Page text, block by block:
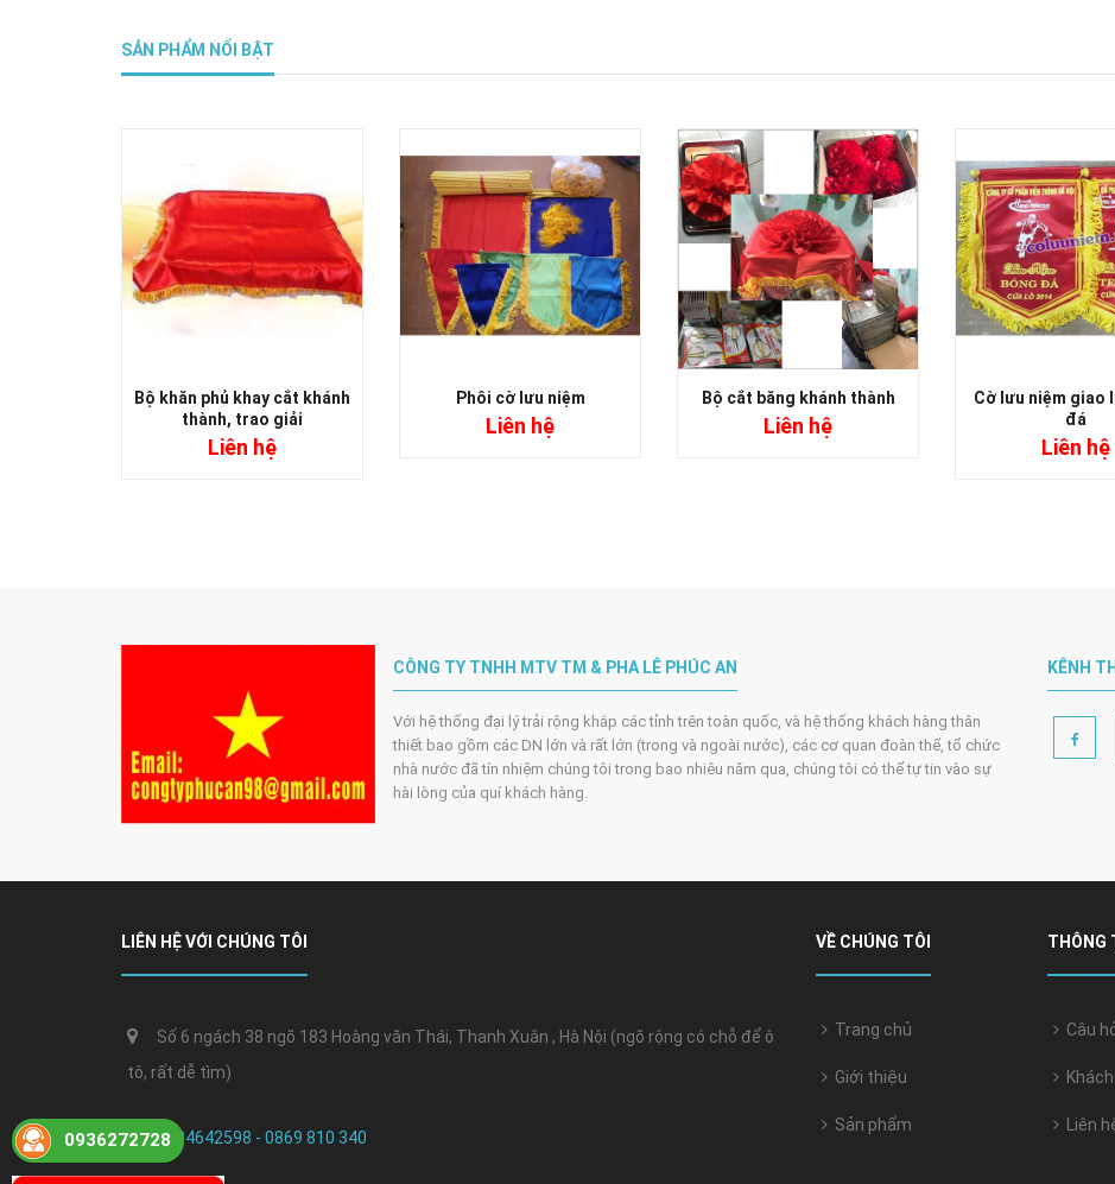
SẢN PHẨM NỔI BẬT
Bộ khăn phủ khay cắt khánh
thành, trao giải
Liên hệ
Phôi cờ lưu niệm
Liên hệ
Bộ cắt băng khánh thành
Liên hệ
Cờ lưu niệm giao
đá
Liên hệ
CÔNG TY TNHH MTV TM & PHA LÊ PHÚC AN
Với hệ thống đại lý trải rộng khắp các tỉnh trên toàn quốc, và hệ thống khách hàng thân
thiết bao gồm các DN lớn và rất lớn (trong và ngoài nước), các cơ quan đoàn thể, tổ chức
nhà nước đã tín nhiệm chúng tôi trong bao nhiêu năm qua, chúng tôi có thể tự tin vào sự
hài lòng của quí khách hàng.
KÊNH
LIÊN HỆ VỚI CHÚNG TÔI
Số 6 ngách 38 ngõ 183 Hoàng văn Thái, Thanh Xuân , Hà Nội (ngõ rộng có chỗ để ô
tô, rất dễ tìm)
0384642598 - 0869 810 340
VỀ CHÚNG TÔI
Trang chủ
Giới thiệu
Sản phẩm
THÔNG
Câu
Liên
0936272728